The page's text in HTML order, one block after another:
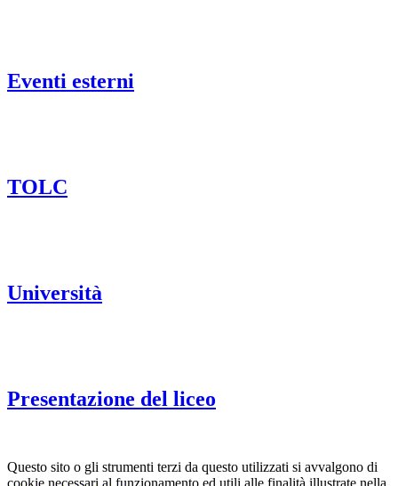
Eventi esterni
TOLC
Università
Presentazione del liceo
Questo sito o gli strumenti terzi da questo utilizzati si avvalgono di
cookie necessari al funzionamento ed utili alle finalità illustrate nella